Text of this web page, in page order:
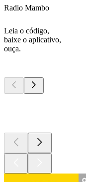
Radio Mambo
Leia o código,
baixe o aplicativo,
ouça.